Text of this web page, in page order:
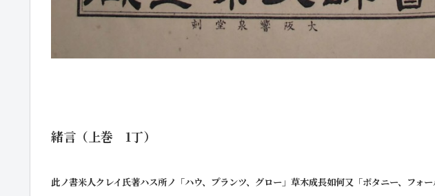
緒言（上巻 1丁）
此ノ書米人クレイ氏著ハス所ノ「ハウ、プランツ、グロー」草木成長如何又「ボタニー、フォー